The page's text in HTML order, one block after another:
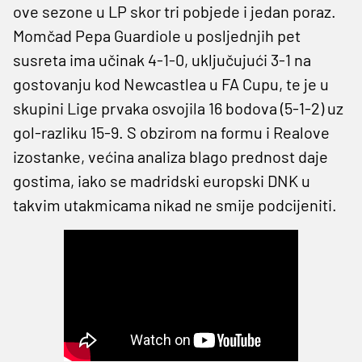
ove sezone u LP skor tri pobjede i jedan poraz.
Momčad Pepa Guardiole u posljednjih pet
susreta ima učinak 4-1-0, uključujući 3-1 na
gostovanju kod Newcastlea u FA Cupu, te je u
skupini Lige prvaka osvojila 16 bodova (5-1-2) uz
gol-razliku 15-9. S obzirom na formu i Realove
izostanke, većina analiza blago prednost daje
gostima, iako se madridski europski DNK u
takvim utakmicama nikad ne smije podcijeniti.